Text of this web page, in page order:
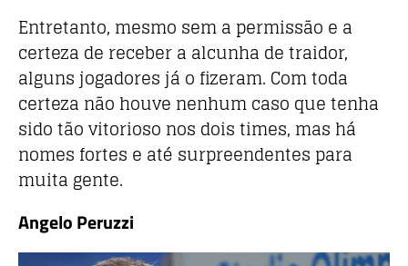
Entretanto, mesmo sem a permissão e a
certeza de receber a alcunha de traidor,
alguns jogadores já o fizeram. Com toda
certeza não houve nenhum caso que tenha
sido tão vitorioso nos dois times, mas há
nomes fortes e até surpreendentes para
muita gente.
Angelo Peruzzi